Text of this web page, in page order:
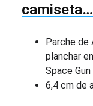
camiseta…
Parche de
planchar
Space
6,4 cm de